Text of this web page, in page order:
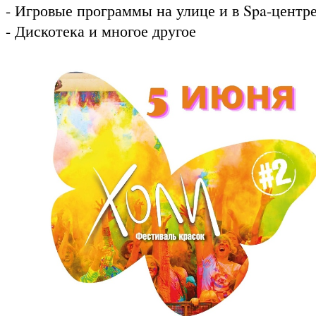
- Игровые программы на улице и в Spa-
- Дискотека и многое другое